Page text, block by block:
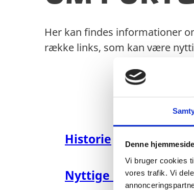
Denne
Vi bruger cookies
vores trafik. Vi
Her kan findes informationer
række links, som kan være
Historie
Nyttige links